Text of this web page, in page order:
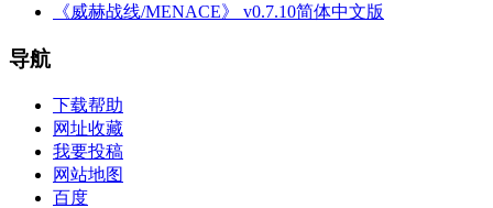
《威赫战线/MENACE》 v0.7.10简体中文版
导航
下载帮助
网址收藏
我要投稿
网站地图
百度